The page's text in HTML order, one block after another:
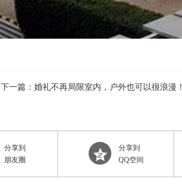
下一篇：婚礼不再局限室内，户外也可以很浪漫！
分享到
朋友圈
分享到
QQ空间